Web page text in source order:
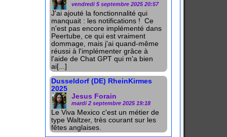
vendredi 5 septembre 2025 20:57
J'ai ajouté la fonctionnalité qui
manquait : les notifications ! Ce
n'est pas encore implémenté dans
Peertube, ce qui est vraiment
dommage, mais j'ai quand-même
réussi à l'implémenter grâce à
l'aide de Chat GPT qui m'a bien
ai[...]
Dusseldorf (DE) RheinKirmes
2025
Jesus Forain
mardi 2 septembre 2025 19:18
Le Viva Mexico c'est un métier de
type Waltzer, très courant sur les
fêtes anglaises.